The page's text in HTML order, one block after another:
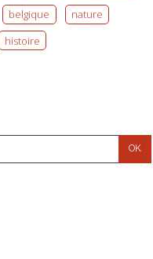
belgique
nature
histoire